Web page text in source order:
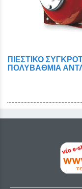
ΠΙΕΣΤΙΚΟ
ΠΟΛΥΒΑΘΜΙΑ